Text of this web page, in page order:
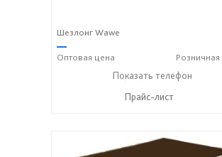
Шезлонг Wawe
—
Оптовая цена Розничная
+7 (917) 600-15-16
Показать телефон
Прайс-лист